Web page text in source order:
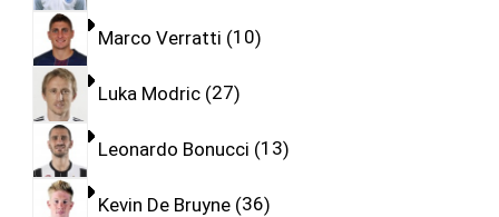
Marco Verratti 10
Luka Modric 27
Leonardo Bonucci 13
Kevin De Bruyne 36